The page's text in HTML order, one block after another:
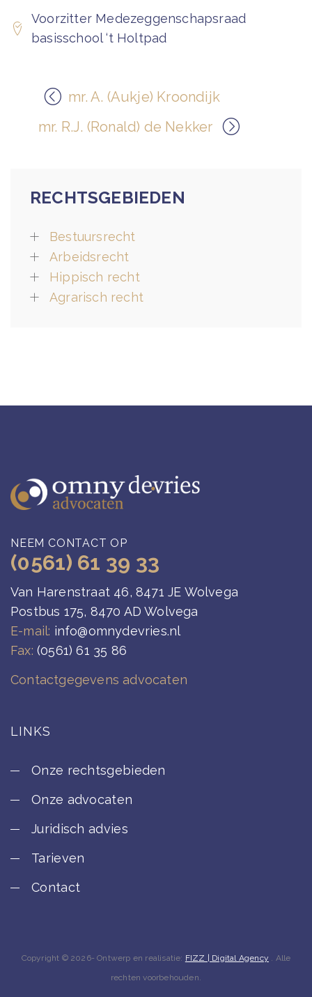
Voorzitter Medezeggenschapsraad
basisschool ‘t Holtpad
mr. A. (Aukje) Kroondijk
mr. R.J. (Ronald) de Nekker
RECHTSGEBIEDEN
Bestuursrecht
Arbeidsrecht
Hippisch recht
Agrarisch recht
NEEM CONTACT OP
(0561) 61 39 33
Van Harenstraat 46, 8471 JE Wolvega
Postbus 175, 8470 AD Wolvega
E-mail: info@omnydevries.nl
Fax: (0561) 61 35 86
Contactgegevens advocaten
LINKS
Onze rechtsgebieden
Onze advocaten
Juridisch advies
Tarieven
Contact
Copyright © 2026- Ontwerp en realisatie: FIZZ | Digital Agency . Alle
rechten voorbehouden.